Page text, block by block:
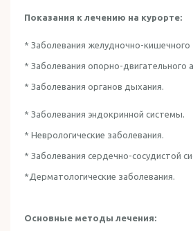
Показания к лечению на курорте:
* Заболевания желудночно-кишечного
* Заболевания опорно-двигательного
* Заболевания органов дыхания.
* Заболевания эндокринной системы.
* Неврологические заболевания.
* Заболевания сердечно-сосудистой
*Дерматологические заболевания.
Основные методы лечения: